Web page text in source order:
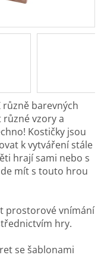
různě barevných
vzory a
Kostičky jsou
k vytváření stále
hrají sami nebo s
mít s touto hrou
prostorové vnímání
hry.
se šablonami